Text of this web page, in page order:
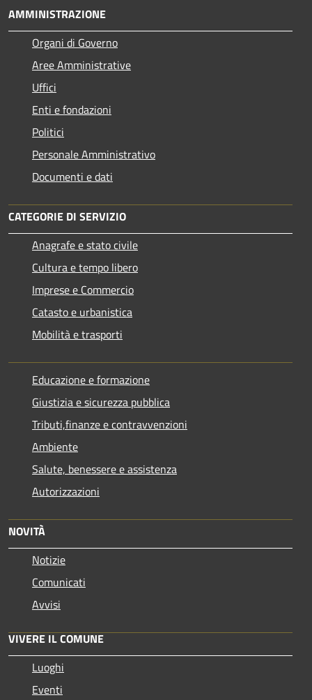
AMMINISTRAZIONE
Organi di Governo
Aree Amministrative
Uffici
Enti e fondazioni
Politici
Personale Amministrativo
Documenti e dati
CATEGORIE DI SERVIZIO
Anagrafe e stato civile
Cultura e tempo libero
Imprese e Commercio
Catasto e urbanistica
Mobilità e trasporti
Educazione e formazione
Giustizia e sicurezza pubblica
Tributi,finanze e contravvenzioni
Ambiente
Salute, benessere e assistenza
Autorizzazioni
NOVITÀ
Notizie
Comunicati
Avvisi
VIVERE IL COMUNE
Luoghi
Eventi